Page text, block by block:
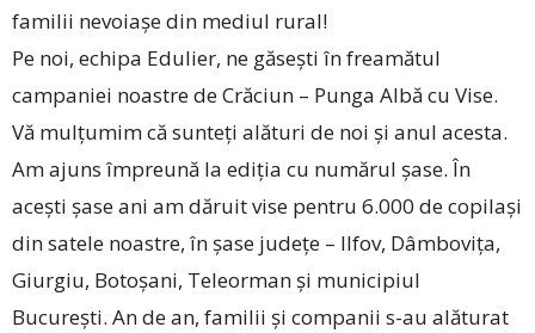
familii nevoiașe din mediul rural!
Pe noi, echipa Edulier, ne găsești în freamătul
campaniei noastre de Crăciun – Punga Albă cu Vise.
Vă mulțumim că sunteți alături de noi și anul acesta.
Am ajuns împreună la ediția cu numărul șase. În
acești șase ani am dăruit vise pentru 6.000 de copilași
din satele noastre, în șase județe – Ilfov, Dâmbovița,
Giurgiu, Botoșani, Teleorman și municipiul
București. An de an, familii și companii s-au alăturat